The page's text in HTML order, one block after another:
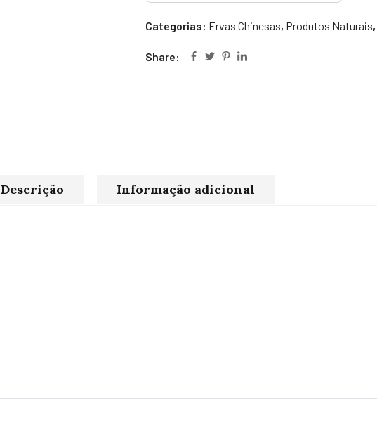
Categorias: Ervas Chinesas, Produtos Naturais,
Share:
Descrição Informação adicional